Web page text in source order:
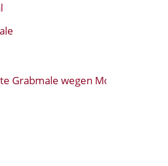
wegen Modellwechsel+++